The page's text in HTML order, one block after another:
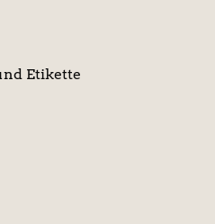
Etikette